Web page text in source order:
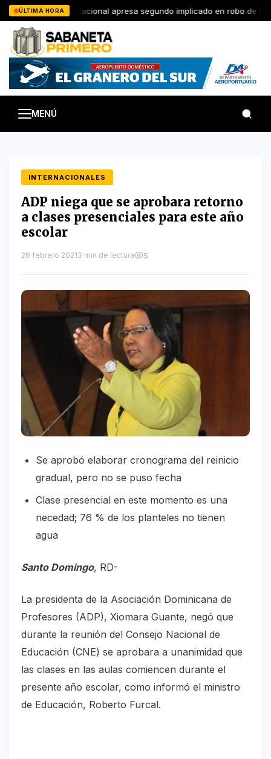
Saltar
al
contenido
ÚLTIMA HORAPolicía Nacional apresa segundo implicado en robo de
MENÚ
INTERNACIONALES
ADP niega que se aprobara retorno
a clases presenciales para este año
escolar
26 febrero 20213 min de lectura 5
Se aprobó elaborar cronograma del reinicio
gradual, pero no se puso fecha
Clase presencial en este momento es una
necedad; 76 % de los planteles no tienen
agua
Santo Domingo, RD-
La presidenta de la Asociación Dominicana de
Profesores (ADP), Xiomara Guante, negó que
durante la reunión del Consejo Nacional de
Educación (CNE) se aprobara a unanimidad que
las clases en las aulas comiencen durante el
presente año escolar, como informó el ministro
de Educación, Roberto Furcal.